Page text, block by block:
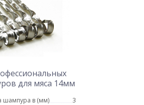
для мяса 14мм
шампура в (мм)
3